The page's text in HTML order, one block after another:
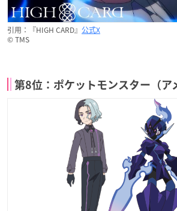
引用：『HIGH CARD』 公式X
©︎ TMS
第8位：ポケットモンスター（ア